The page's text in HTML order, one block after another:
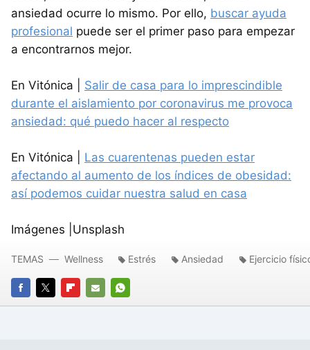
ansiedad ocurre lo mismo. Por ello, buscar ayuda
profesional puede ser el primer paso para empezar
a encontrarnos mejor.
En Vitónica | Salir de casa para lo imprescindible
durante el aislamiento por coronavirus me provoca
ansiedad: qué puedo hacer al respecto
En Vitónica | Las cuarentenas pueden estar
afectando al aumento de los índices de obesidad:
así podemos cuidar nuestra salud en casa
Imágenes |Unsplash
FACEBOOK
TWITTERFLIPBOARD
E-
WHATSAPP
TEMAS Wellness Estrés Ansiedad Ejercicio